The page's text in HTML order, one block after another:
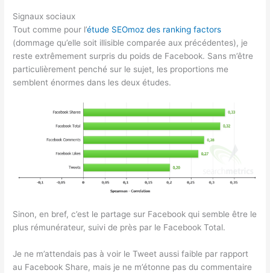
Signaux sociaux
Tout comme pour l’étude SEOmoz des ranking factors
(dommage qu’elle soit illisible comparée aux précédentes), je
reste extrêmement surpris du poids de Facebook. Sans m’être
particulièrement penché sur le sujet, les proportions me
semblent énormes dans les deux études.
Sinon, en bref, c’est le partage sur Facebook qui semble être le
plus rémunérateur, suivi de près par le Facebook Total.
Je ne m’attendais pas à voir le Tweet aussi faible par rapport
au Facebook Share, mais je ne m’étonne pas du commentaire